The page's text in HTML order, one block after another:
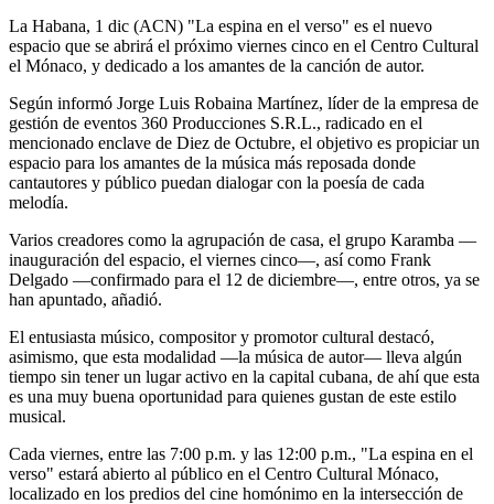
La Habana, 1 dic (ACN) "La espina en el verso" es el nuevo
espacio que se abrirá el próximo viernes cinco en el Centro Cultural
el Mónaco, y dedicado a los amantes de la canción de autor.
Según informó Jorge Luis Robaina Martínez, líder de la empresa de
gestión de eventos 360 Producciones S.R.L., radicado en el
mencionado enclave de Diez de Octubre, el objetivo es propiciar un
espacio para los amantes de la música más reposada donde
cantautores y público puedan dialogar con la poesía de cada
melodía.
Varios creadores como la agrupación de casa, el grupo Karamba —
inauguración del espacio, el viernes cinco—, así como Frank
Delgado —confirmado para el 12 de diciembre—, entre otros, ya se
han apuntado, añadió.
El entusiasta músico, compositor y promotor cultural destacó,
asimismo, que esta modalidad —la música de autor— lleva algún
tiempo sin tener un lugar activo en la capital cubana, de ahí que esta
es una muy buena oportunidad para quienes gustan de este estilo
musical.
Cada viernes, entre las 7:00 p.m. y las 12:00 p.m., "La espina en el
verso" estará abierto al público en el Centro Cultural Mónaco,
localizado en los predios del cine homónimo en la intersección de